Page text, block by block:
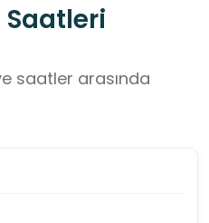
Saatleri
saatler arasında